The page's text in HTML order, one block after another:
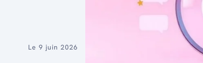
Le 9 juin 2026